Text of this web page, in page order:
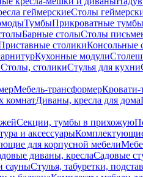
геймерскиеСтолы
ТумбыПрикроватные тумбы
Барные столыСтолы
столикиКонсольные
Кухонные модули
Столы, столикиСтулья для кухни
Мебель-трансформер
комнатДиваны, кресла для дома
Секции, тумбы в прихожую
и аксессуары
для корпусной мебели
диваны, креслаСадовые
сауныСтулья, табуретки,